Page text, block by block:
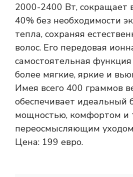
2000-2400 Вт, сокращает
40% без необходимости
тепла, сохраняя
волос. Его передовая
самостоятельная
более мягкие, яркие и
Имея всего 400 граммов
обеспечивает идеальный
мощностью, комфортом и
переосмысляющим
Цена: 199 евро.